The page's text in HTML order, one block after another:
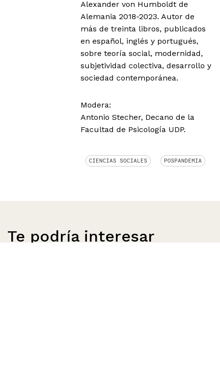
Alexander von Humboldt de
Alemania 2018-2023. Autor de
más de treinta libros, publicados
en español, inglés y portugués,
sobre teoría social, modernidad,
subjetividad colectiva, desarrollo y
sociedad contemporánea.
Modera:
Antonio Stecher, Decano de la
Facultad de Psicología UDP.
CIENCIAS SOCIALES POSPANDEMIA
Te podría interesar